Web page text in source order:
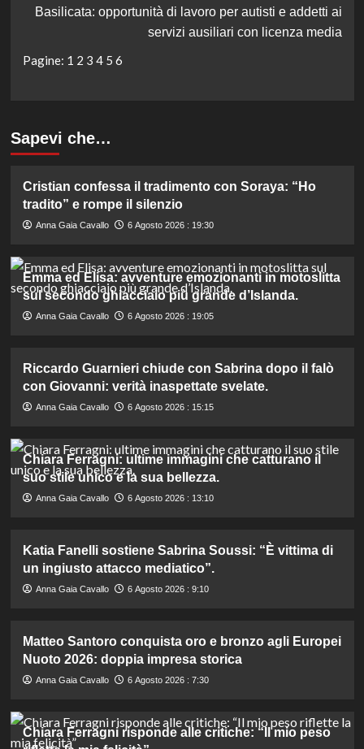
Basilicata: opportunità di lavoro per autisti e addetti ai
servizi ausiliari con licenza media
Pagine: 1 2 3 4 5 6
Sapevi che…
Cristian confessa il tradimento con Soraya: “Ho
tradito” e rompe il silenzio
Anna Gaia Cavallo 6 Agosto 2026 : 19:30
Emma ed Elisa: avventure emozionanti in motoslitta
sul secondo ghiacciaio più grande d’Islanda.
Anna Gaia Cavallo 6 Agosto 2026 : 19:05
Riccardo Guarnieri chiude con Sabrina dopo il falò
con Giovanni: verità inaspettate svelate.
Anna Gaia Cavallo 6 Agosto 2026 : 15:15
Chiara Ferragni: ultime immagini che catturano il
suo stile unico e la sua bellezza.
Anna Gaia Cavallo 6 Agosto 2026 : 13:10
Katia Fanelli sostiene Sabrina Soussi: “È vittima di
un ingiusto attacco mediatico”.
Anna Gaia Cavallo 6 Agosto 2026 : 9:10
Matteo Santoro conquista oro e bronzo agli Europei
Nuoto 2026: doppia impresa storica
Anna Gaia Cavallo 6 Agosto 2026 : 7:30
Chiara Ferragni risponde alle critiche: “Il mio peso